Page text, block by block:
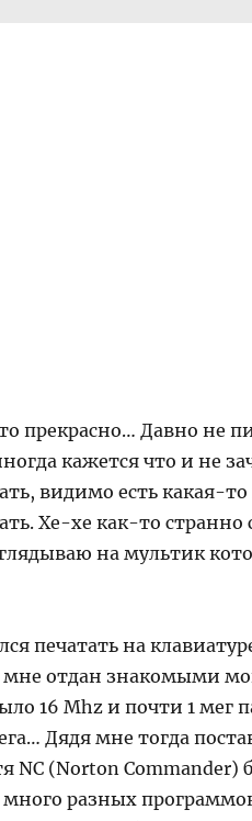
прекрасно… Давно не
кажется что и не
видимо есть какая-
Хе-хе как-то странно
на мультик
печатать на
мне отдан знакомыми
16 Mhz и почти 1 мег
Дядя мне тогда
NC (Norton Commander)
много разных